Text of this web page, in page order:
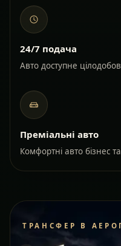
24/7 подача
Авто доступне
Преміальні авто
Комфортні авто бізнес
ТРАНСФЕР В